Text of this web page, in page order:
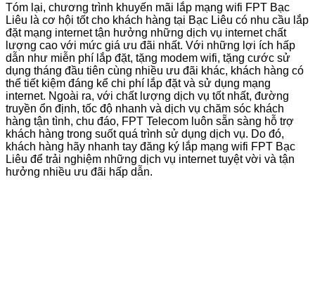
Tóm lại, chương trình khuyến mãi lắp mạng wifi FPT Bạc
Liêu là cơ hội tốt cho khách hàng tại Bạc Liêu có nhu cầu lắp
đặt mạng internet tận hưởng những dịch vụ internet chất
lượng cao với mức giá ưu đãi nhất. Với những lợi ích hấp
dẫn như miễn phí lắp đặt, tặng modem wifi, tặng cước sử
dụng tháng đầu tiên cùng nhiều ưu đãi khác, khách hàng có
thể tiết kiệm đáng kể chi phí lắp đặt và sử dụng mạng
internet. Ngoài ra, với chất lượng dịch vụ tốt nhất, đường
truyền ổn định, tốc độ nhanh và dịch vụ chăm sóc khách
hàng tận tình, chu đáo, FPT Telecom luôn sẵn sàng hỗ trợ
khách hàng trong suốt quá trình sử dụng dịch vụ. Do đó,
khách hàng hãy nhanh tay đăng ký lắp mạng wifi FPT Bạc
Liêu để trải nghiệm những dịch vụ internet tuyệt vời và tận
hưởng nhiều ưu đãi hấp dẫn.